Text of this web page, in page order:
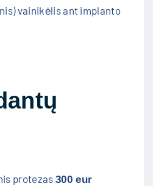
vainikėlis ant implanto
protezas 300 eur